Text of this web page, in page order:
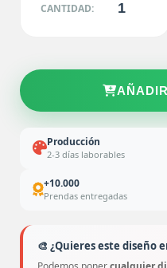
CANTIDAD:
Producción
2-3 días laborables
+10.000
Prendas entregadas
🎨 ¿Quieres este diseño